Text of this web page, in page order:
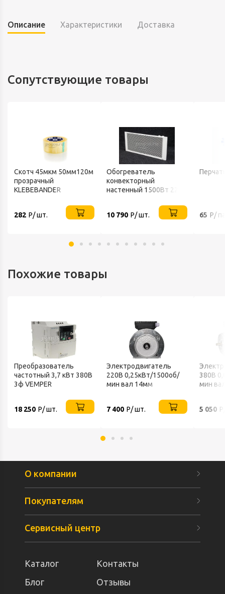
Описание Характеристики Доставка
Сопутствующие товары
Скотч 45мкм 50мм120м
прозрачный
KLEBEBANDER
282 Р/ шт.
Обогреватель
конвекторный
настенный 1500Вт 220В
10 790 Р/ шт. 65 Р/
Похожие товары
Преобразователь
частотный 3,7 кВт 380В
3ф VEMPER
18 250 Р/ шт.
Электродвигатель
220В 0,25кВт/1500об/
мин вал 14мм
7 400 Р/ шт.
380В
мин
5 050
О компании
Покупателям
Сервисный центр
Каталог
Контакты
Блог
Отзывы